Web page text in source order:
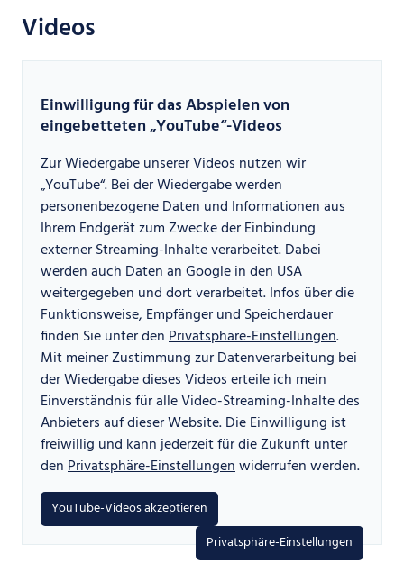
Videos
Einwilligung für das Abspielen von
eingebetteten „YouTube“-Videos
Zur Wiedergabe unserer Videos nutzen wir
„YouTube“. Bei der Wiedergabe werden
personenbezogene Daten und Informationen aus
Ihrem Endgerät zum Zwecke der Einbindung
externer Streaming-Inhalte verarbeitet. Dabei
werden auch Daten an Google in den USA
weitergegeben und dort verarbeitet. Infos über die
Funktionsweise, Empfänger und Speicherdauer
finden Sie unter denPrivatsphäre-Einstellungen.
Mit meiner Zustimmung zur Datenverarbeitung bei
der Wiedergabe dieses Videos erteile ich mein
Einverständnis für alle Video-Streaming-Inhalte des
Anbieters auf dieser Website. Die Einwilligung ist
freiwillig und kann jederzeit für die Zukunft unter
denPrivatsphäre-Einstellungenwiderrufen werden.
YouTube-Videos akzeptieren
Privatsphäre-Einstellungen